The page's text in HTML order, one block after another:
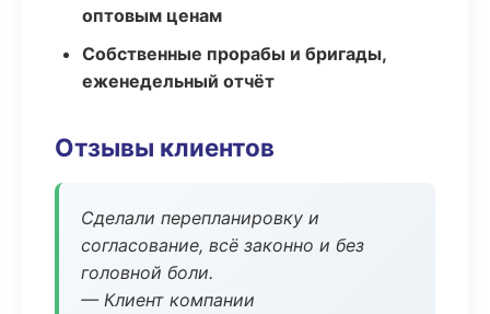
оптовым ценам
Собственные прорабы и бригады,
еженедельный отчёт
Отзывы клиентов
Сделали перепланировку и
согласование, всё законно и без
головной боли.
— Клиент компании